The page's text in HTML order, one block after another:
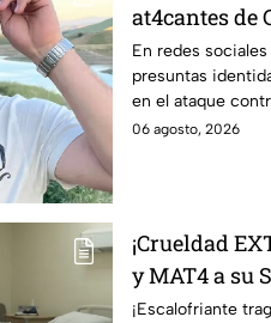
at4cantes de
as3sinado
VIVO
En redes
presuntas
en el ataque
Culiacán.
06 agosto, 2026
¡Crueldad
y MAT4 a su
en este
¡Escalofriante